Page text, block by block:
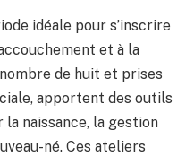
idéale pour s’inscrire
et à la
de huit et prises
apportent des outils
naissance, la gestion
né. Ces ateliers